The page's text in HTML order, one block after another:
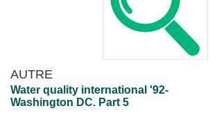
AUTRE
Water quality international '92-
Washington DC. Part 5